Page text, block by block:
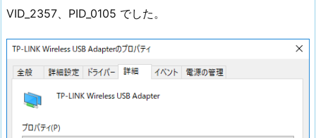
VID_2357、PID_0105 でした。